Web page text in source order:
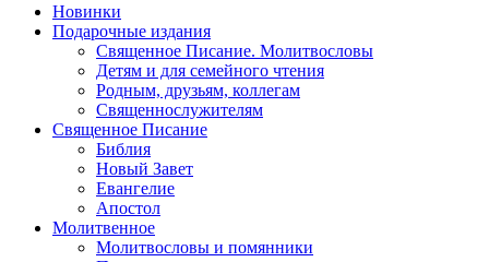
Новинки
Подарочные издания
Священное Писание. Молитвословы
Детям и для семейного чтения
Родным, друзьям, коллегам
Священнослужителям
Священное Писание
Библия
Новый Завет
Евангелие
Апостол
Молитвенное
Молитвословы и помянники